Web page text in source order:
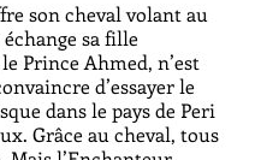
son cheval volant au
sa fille
Prince Ahmed, n’est
d’essayer le
dans le pays de Peri
Grâce au cheval, tous